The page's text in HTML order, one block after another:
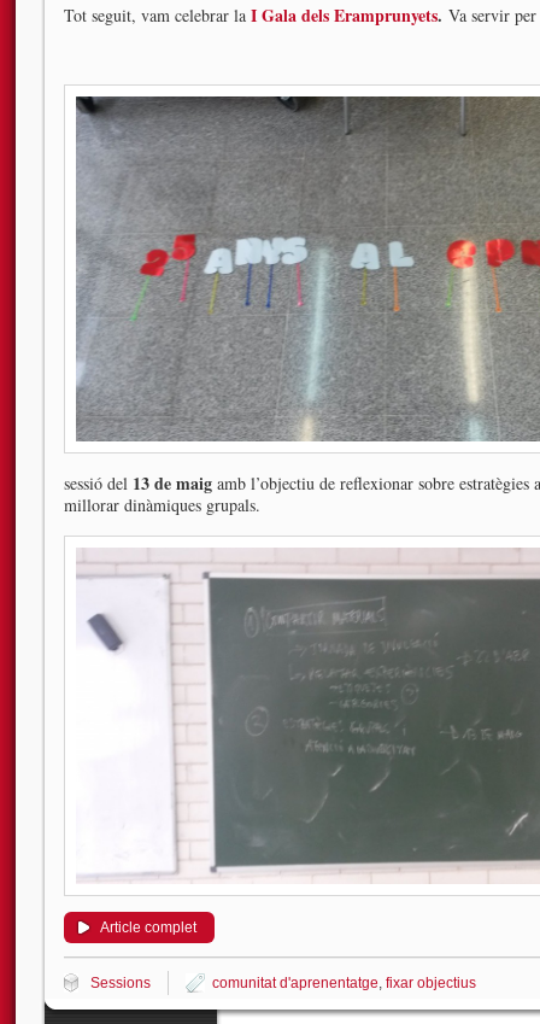
Tot seguit, vam celebrar la I Gala dels Eramprunyets. Va servir
sessió del 13 de maig amb l’objectiu de reflexionar sobre
millorar dinàmiques grupals.
Article complet
Sessions comunitat d'aprenentatge fixar objectius